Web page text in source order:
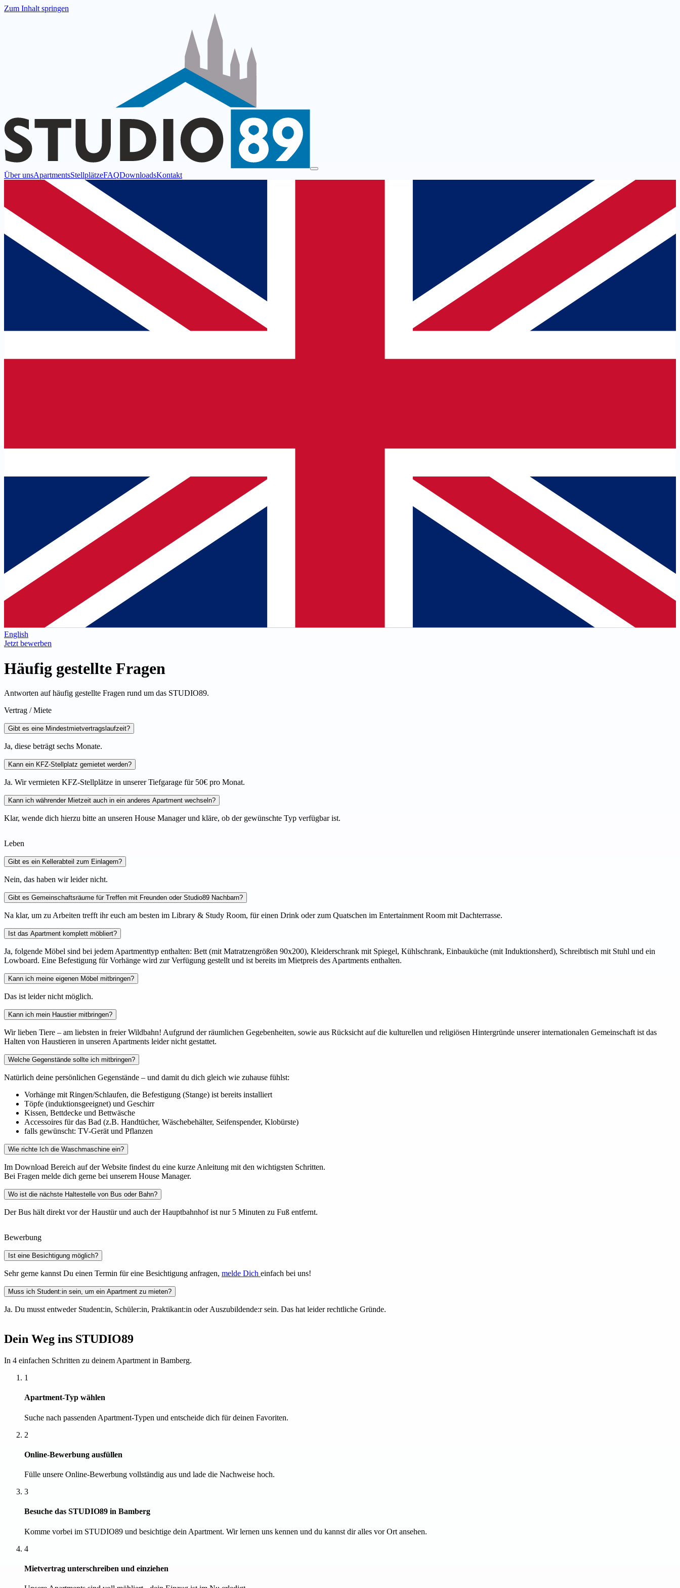
Zum Inhalt springen
Über unsApartmentsStellplätzeFAQDownloadsKontakt
English
Jetzt bewerben
Häufig gestellte Fragen
Antworten auf häufig gestellte Fragen rund um das STUDIO89.
Vertrag / Miete
Gibt es eine Mindestmietvertragslaufzeit?
Ja, diese beträgt sechs Monate.
Kann ein KFZ-Stellplatz gemietet werden?
Ja. Wir vermieten KFZ-Stellplätze in unserer Tiefgarage für 50€ pro Monat.
Kann ich währender Mietzeit auch in ein anderes Apartment wechseln?
Klar, wende dich hierzu bitte an unseren House Manager und kläre, ob der gewünschte Typ verfügbar ist.
Leben
Gibt es ein Kellerabteil zum Einlagern?
Nein, das haben wir leider nicht.
Gibt es Gemeinschaftsräume für Treffen mit Freunden oder Studio89 Nachbarn?
Na klar, um zu Arbeiten trefft ihr euch am besten im Library & Study Room, für einen Drink oder zum Quatschen im Entertainment Room mit Dachterrasse.
Ist das Apartment komplett möbliert?
Ja, folgende Möbel sind bei jedem Apartmenttyp enthalten: Bett (mit Matratzengrößen 90x200), Kleiderschrank mit Spiegel, Kühlschrank, Einbauküche (mit Induktionsherd), Schreibtisch mit Stuhl und ein
Lowboard. Eine Befestigung für Vorhänge wird zur Verfügung gestellt und ist bereits im Mietpreis des Apartments enthalten.
Kann ich meine eigenen Möbel mitbringen?
Das ist leider nicht möglich.
Kann ich mein Haustier mitbringen?
Wir lieben Tiere – am liebsten in freier Wildbahn! Aufgrund der räumlichen Gegebenheiten, sowie aus Rücksicht auf die kulturellen und religiösen Hintergründe unserer internationalen Gemeinschaft ist das
Halten von Haustieren in unseren Apartments leider nicht gestattet.
Welche Gegenstände sollte ich mitbringen?
Natürlich deine persönlichen Gegenstände – und damit du dich gleich wie zuhause fühlst:
Vorhänge mit Ringen/Schlaufen, die Befestigung (Stange) ist bereits installiert
Töpfe (induktionsgeeignet) und Geschirr
Kissen, Bettdecke und Bettwäsche
Accessoires für das Bad (z.B. Handtücher, Wäschebehälter, Seifenspender, Klobürste)
falls gewünscht: TV-Gerät und Pflanzen
Wie richte Ich die Waschmaschine ein?
Im Download Bereich auf der Website findest du eine kurze Anleitung mit den wichtigsten Schritten.
Bei Fragen melde dich gerne bei unserem House Manager.
Wo ist die nächste Haltestelle von Bus oder Bahn?
Der Bus hält direkt vor der Haustür und auch der Hauptbahnhof ist nur 5 Minuten zu Fuß entfernt.
Bewerbung
Ist eine Besichtigung möglich?
Sehr gerne kannst Du einen Termin für eine Besichtigung anfragen, melde Dich einfach bei uns!
Muss ich Student:in sein, um ein Apartment zu mieten?
Ja. Du musst entweder Student:in, Schüler:in, Praktikant:in oder Auszubildende:r sein. Das hat leider rechtliche Gründe.
Dein Weg ins STUDIO89
In 4 einfachen Schritten zu deinem Apartment in Bamberg.
1
Apartment-Typ wählen
Suche nach passenden Apartment-Typen und entscheide dich für deinen Favoriten.
2
Online-Bewerbung ausfüllen
Fülle unsere Online-Bewerbung vollständig aus und lade die Nachweise hoch.
3
Besuche das STUDIO89 in Bamberg
Komme vorbei im STUDIO89 und besichtige dein Apartment. Wir lernen uns kennen und du kannst dir alles vor Ort ansehen.
4
Mietvertrag unterschreiben und einziehen